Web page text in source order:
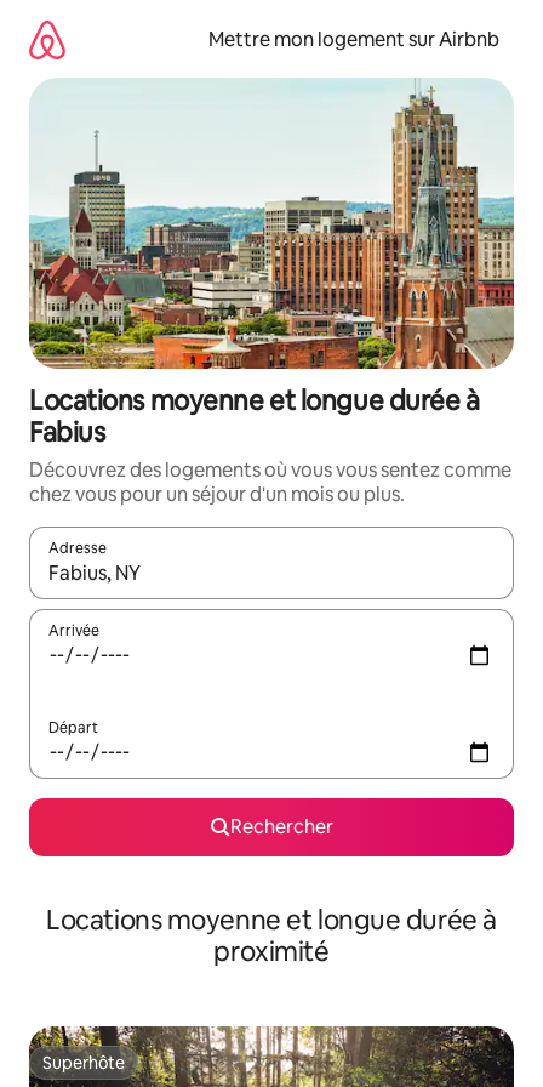
directement
contenu
Mettre mon logement sur Airbnb
Locations moyenne et longue durée à
Fabius
Découvrez des logements où vous vous sentez comme
chez vous pour un séjour d'un mois ou plus.
Adresse
Lorsque les résultats s'affichent, utilisez les flèches vers le
Arrivée
Départ
Rechercher
Locations moyenne et longue durée à
proximité
Superhôte
Superhôte